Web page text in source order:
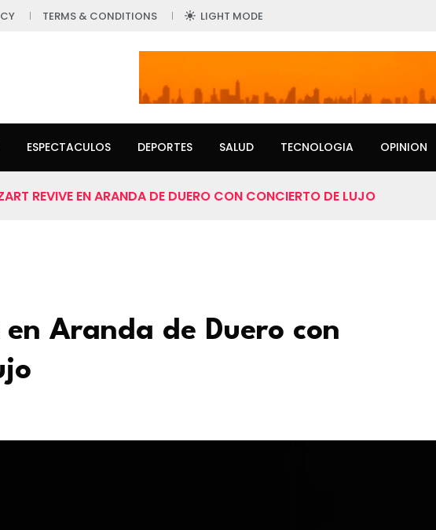
TERMS & CONDITIONS LIGHT MODE
ESPECTACULOS DEPORTES SALUD TECNOLOGIA OPINION
REVIVE EN ARANDA DE DUERO CON CONCIERTO DE LUJO
Aranda de Duero con